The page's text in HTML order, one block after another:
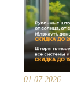
01.07.2026